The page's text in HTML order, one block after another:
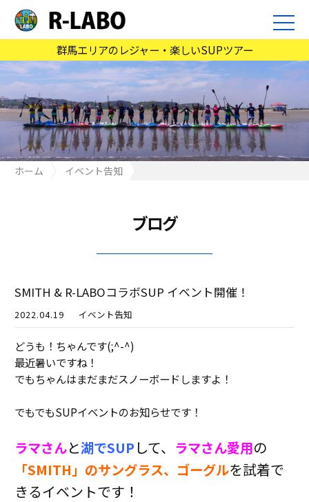
群馬エリアのレジャー・楽しいSUPツアー
ホーム
イベント告知
ブログ
SMITH & R-LABOコラボSUP イベント開催！
2022.04.19 イベント告知
どうも！ちゃんです(;^-^)
最近暑いですね！
でもちゃんはまだまだスノーボードしますよ！
でもでもSUPイベントのお知らせです！
ラマさんと湖でSUPして、 ラマさん愛用の
「SMITH」のサングラス、ゴーグルを試着で
きるイベントです！